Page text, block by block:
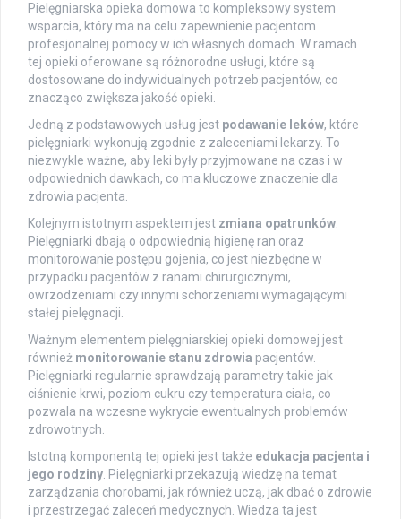
Pielęgniarska opieka domowa to kompleksowy system
wsparcia, który ma na celu zapewnienie pacjentom
profesjonalnej pomocy w ich własnych domach. W ramach
tej opieki oferowane są różnorodne usługi, które są
dostosowane do indywidualnych potrzeb pacjentów, co
znacząco zwiększa jakość opieki.
Jedną z podstawowych usług jest podawanie leków, które
pielęgniarki wykonują zgodnie z zaleceniami lekarzy. To
niezwykle ważne, aby leki były przyjmowane na czas i w
odpowiednich dawkach, co ma kluczowe znaczenie dla
zdrowia pacjenta.
Kolejnym istotnym aspektem jest zmiana opatrunków.
Pielęgniarki dbają o odpowiednią higienę ran oraz
monitorowanie postępu gojenia, co jest niezbędne w
przypadku pacjentów z ranami chirurgicznymi,
owrzodzeniami czy innymi schorzeniami wymagającymi
stałej pielęgnacji.
Ważnym elementem pielęgniarskiej opieki domowej jest
również monitorowanie stanu zdrowia pacjentów.
Pielęgniarki regularnie sprawdzają parametry takie jak
ciśnienie krwi, poziom cukru czy temperatura ciała, co
pozwala na wczesne wykrycie ewentualnych problemów
zdrowotnych.
Istotną komponentą tej opieki jest także edukacja pacjenta i
jego rodziny. Pielęgniarki przekazują wiedzę na temat
zarządzania chorobami, jak również uczą, jak dbać o zdrowie
i przestrzegać zaleceń medycznych. Wiedza ta jest